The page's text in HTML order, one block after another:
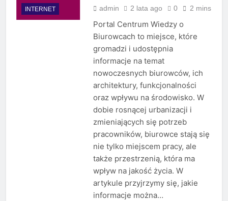
INTERNET admin 2 lata ago 0 2 mins
Portal Centrum Wiedzy o
Biurowcach to miejsce, które
gromadzi i udostępnia
informacje na temat
nowoczesnych biurowców, ich
architektury, funkcjonalności
oraz wpływu na środowisko. W
dobie rosnącej urbanizacji i
zmieniających się potrzeb
pracowników, biurowce stają się
nie tylko miejscem pracy, ale
także przestrzenią, która ma
wpływ na jakość życia. W
artykule przyjrzymy się, jakie
informacje można…